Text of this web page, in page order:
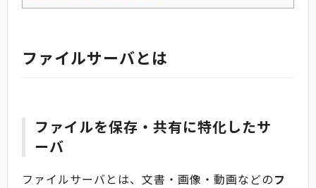
ファイルサーバとは
ファイルを保存・共有に特化したサ
ーバ
ファイルサーバとは、文書・画像・動画などのフ